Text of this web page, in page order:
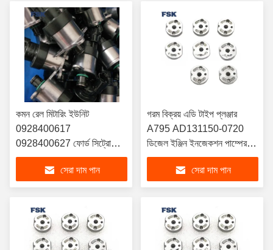
কমন রেল মিটারিং ইউনিট
0928400617
0928400627 ফোর্ড সিট্রোয়েন
পিউজিওট মাজদা জন্য
সেরা দাম পান
গরম বিক্রয় এডি টাইপ প্লঞ্জার
A795 AD131150-0720
ডিজেল ইঞ্জিন ইনজেকশন পাম্পের
জন্য উপযুক্ত
সেরা দাম পান